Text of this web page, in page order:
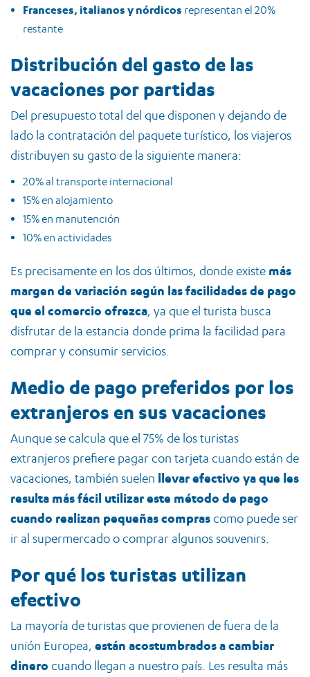
Franceses, italianos y nórdicos representan el 20%
restante
Distribución del gasto de las
vacaciones por partidas
Del presupuesto total del que disponen y dejando de
lado la contratación del paquete turístico, los viajeros
distribuyen su gasto de la siguiente manera:
20% al transporte internacional
15% en alojamiento
15% en manutención
10% en actividades
Es precisamente en los dos últimos, donde existe más
margen de variación según las facilidades de pago
que el comercio ofrezca, ya que el turista busca
disfrutar de la estancia donde prima la facilidad para
comprar y consumir servicios.
Medio de pago preferidos por los
extranjeros en sus vacaciones
Aunque se calcula que el 75% de los turistas
extranjeros prefiere pagar con tarjeta cuando están de
vacaciones, también suelen
llevar efectivo ya que les
resulta más fácil utilizar este método de pago
cuando realizan pequeñas comprascomo puede ser
ir al supermercado o comprar algunos souvenirs.
Por qué los turistas utilizan
efectivo
La mayoría de turistas que provienen de fuera de la
unión Europea, están acostumbrados a cambiar
dinero cuando llegan a nuestro país. Les resulta más